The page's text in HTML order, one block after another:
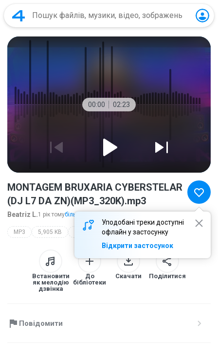
00:00 02:23
Уподобані треки доступні
офлайн у застосунку
Відкрити застосунок
MONTAGEM BRUXARIA CYBERSTELAR
(DJ L7 DA ZN)(MP3_320K).mp3
Beatriz L.1 рік томубільше...
MP3 5,905 KB montagem bruxaria cyberstelar (dj l7 da zn)
Встановити
як мелодію
дзвінка
До
бібліотеки
Скачати Поділитися
Повідомити